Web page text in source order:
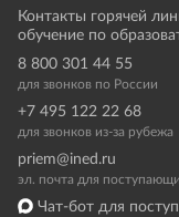
Контакты горячей
обучение по
8 800 301 44 55
для звонков по России
+7 495 122 22 68
для звонков из-за рубежа
priem@ined.ru
эл. почта для
Чат-бот для